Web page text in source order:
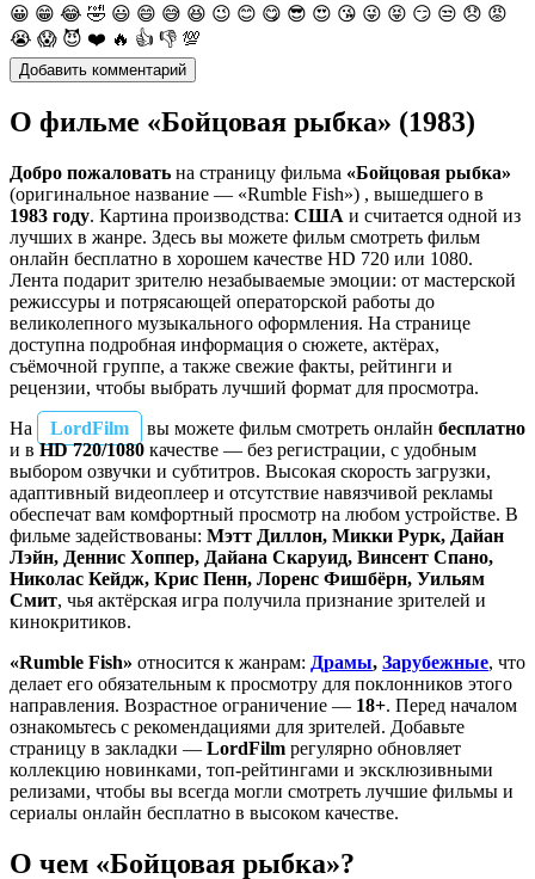
😀 😁 😂 🤣 😃 😄 😅 😆 😉 😊 😋 😎 😍 😘 😜 😝 😏 😒 😞 😡
😭 😱 😈 ❤️ 🔥 👍 👎 💯
О фильме «Бойцовая рыбка» (1983)
Добро пожаловать на страницу фильма «Бойцовая рыбка»
(оригинальное название — «Rumble Fish») , вышедшего в
1983 году. Картина производства: США и считается одной из
лучших в жанре. Здесь вы можете фильм смотреть фильм
онлайн бесплатно в хорошем качестве HD 720 или 1080.
Лента подарит зрителю незабываемые эмоции: от мастерской
режиссуры и потрясающей операторской работы до
великолепного музыкального оформления. На странице
доступна подробная информация о сюжете, актёрах,
съёмочной группе, а также свежие факты, рейтинги и
рецензии, чтобы выбрать лучший формат для просмотра.
На
LordFilm вы можете фильм смотреть онлайн бесплатно
и вHD 720/1080 качестве — без регистрации, с удобным
выбором озвучки и субтитров. Высокая скорость загрузки,
адаптивный видеоплеер и отсутствие навязчивой рекламы
обеспечат вам комфортный просмотр на любом устройстве. В
фильме задействованы: Мэтт Диллон, Микки Рурк, Дайан
Лэйн, Деннис Хоппер, Дайана Скаруид, Винсент Спано,
Николас Кейдж, Крис Пенн, Лоренс Фишбёрн, Уильям
Смит, чья актёрская игра получила признание зрителей и
кинокритиков.
«Rumble Fish» относится к жанрам: Драмы, Зарубежные, что
делает его обязательным к просмотру для поклонников этого
направления. Возрастное ограничение — 18+. Перед началом
ознакомьтесь с рекомендациями для зрителей. Добавьте
страницу в закладки — LordFilm регулярно обновляет
коллекцию новинками, топ-рейтингами и эксклюзивными
релизами, чтобы вы всегда могли смотреть лучшие фильмы и
сериалы онлайн бесплатно в высоком качестве.
О чем «Бойцовая рыбка»?